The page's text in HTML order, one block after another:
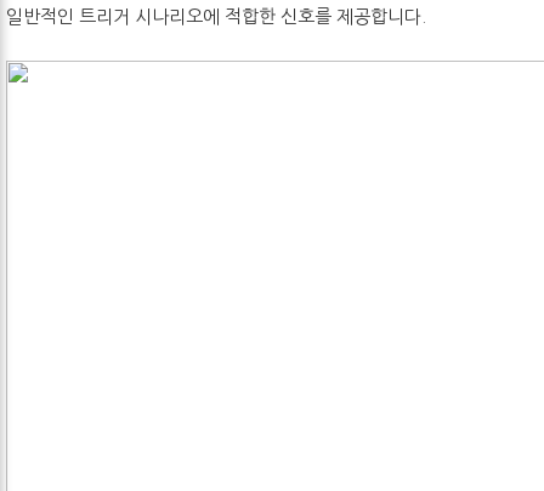
일반적인 트리거 시나리오에 적합한 신호를 제공합니다.